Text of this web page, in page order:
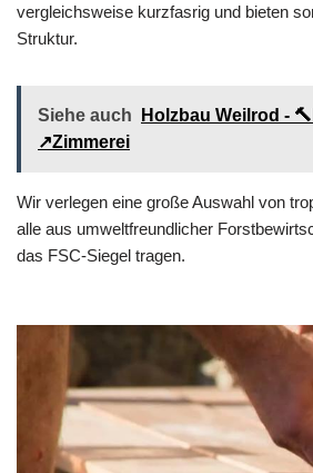
vergleichsweise kurzfasrig und bieten
Struktur.
Siehe auch
Holzbau Weilrod -
↗️Zimmerei
Wir verlegen eine große Auswahl von
alle aus umweltfreundlicher
das FSC-Siegel tragen.